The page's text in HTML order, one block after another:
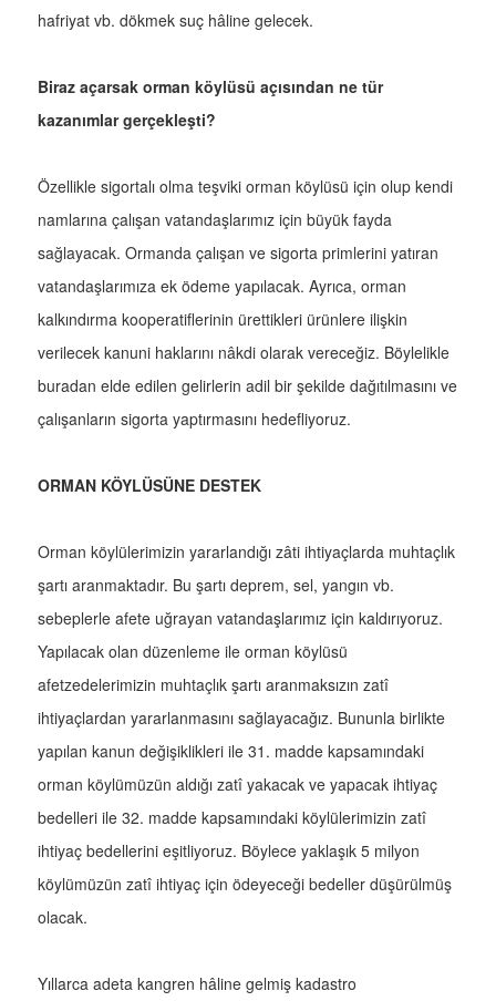
hafriyat vb. dökmek suç hâline gelecek.
Biraz açarsak orman köylüsü açısından ne tür
kazanımlar gerçekleşti?
Özellikle sigortalı olma teşviki orman köylüsü için olup kendi
namlarına çalışan vatandaşlarımız için büyük fayda
sağlayacak. Ormanda çalışan ve sigorta primlerini yatıran
vatandaşlarımıza ek ödeme yapılacak. Ayrıca, orman
kalkındırma kooperatiflerinin ürettikleri ürünlere ilişkin
verilecek kanuni haklarını nâkdi olarak vereceğiz. Böylelikle
buradan elde edilen gelirlerin adil bir şekilde dağıtılmasını ve
çalışanların sigorta yaptırmasını hedefliyoruz.
ORMAN KÖYLÜSÜNE DESTEK
Orman köylülerimizin yararlandığı zâti ihtiyaçlarda muhtaçlık
şartı aranmaktadır. Bu şartı deprem, sel, yangın vb.
sebeplerle afete uğrayan vatandaşlarımız için kaldırıyoruz.
Yapılacak olan düzenleme ile orman köylüsü
afetzedelerimizin muhtaçlık şartı aranmaksızın zatî
ihtiyaçlardan yararlanmasını sağlayacağız. Bununla birlikte
yapılan kanun değişiklikleri ile 31. madde kapsamındaki
orman köylümüzün aldığı zatî yakacak ve yapacak ihtiyaç
bedelleri ile 32. madde kapsamındaki köylülerimizin zatî
ihtiyaç bedellerini eşitliyoruz. Böylece yaklaşık 5 milyon
köylümüzün zatî ihtiyaç için ödeyeceği bedeller düşürülmüş
olacak.
Yıllarca adeta kangren hâline gelmiş kadastro